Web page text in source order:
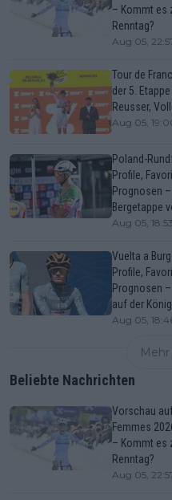
– Kommt es
Renntag?
Aug 05,
Tour de
der 5.
Reusser,
Aug 05,
Poland-
Profile,
Prognosen
Bergetappe
Aug 05, 18:53
Vuelta a
Profile,
Prognosen –
auf der
Aug 05,
Beliebte Nachrichten
Vorschau
Femmes
– Kommt es
Renntag?
Aug 05,